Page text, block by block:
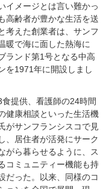
イメージとは言い難かっ
高齢者が豊かな生活を送
考えた創業者は、サンフ
暖で海に面した熱海に
ランド第1号となる中高
を1971年に開設しまし
提供、看護師の24時間
健康相談といった生活機
がサンフランシスコで見
、居住者が活発にサーク
がら暮らせるように、ス
コミュニティー機能も持
だった。以来、同様のコ